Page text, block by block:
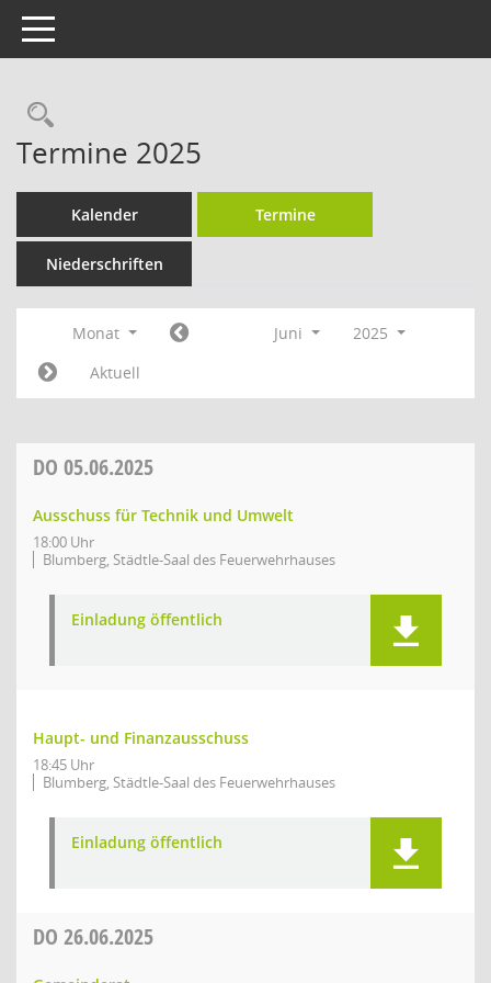
Toggle navigation
Rechercheauswahl
Termine 2025
Kalender Termine
Niederschriften
Monat Juni
2025
Aktuell
DO 05.06.2025
Ausschuss für Technik und Umwelt
18:00 Uhr
Blumberg, Städtle-Saal des Feuerwehrhauses
Einladung öffentlich
Haupt- und Finanzausschuss
18:45 Uhr
Blumberg, Städtle-Saal des Feuerwehrhauses
Einladung öffentlich
DO 26.06.2025